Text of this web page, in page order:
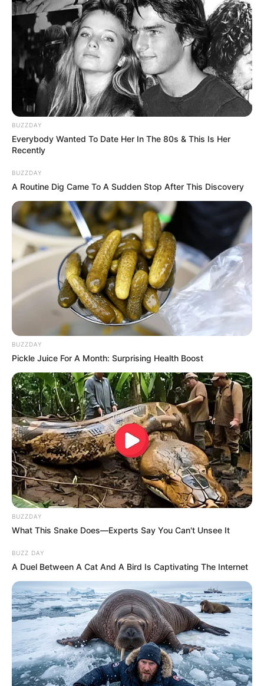
BUZZDAY
Everybody Wanted To Date Her In The 80s & This Is Her
Recently
BUZZDAY
A Routine Dig Came To A Sudden Stop After This Discovery
BUZZDAY
Pickle Juice For A Month: Surprising Health Boost
BUZZDAY
What This Snake Does—Experts Say You Can't Unsee It
BUZZ DAY
A Duel Between A Cat And A Bird Is Captivating The Internet